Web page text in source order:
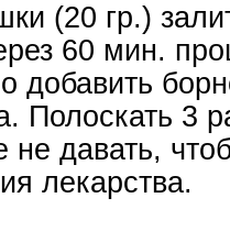
(20 гр.)
60 мин.
добавить
Полоскать 3
давать,
лекарства.